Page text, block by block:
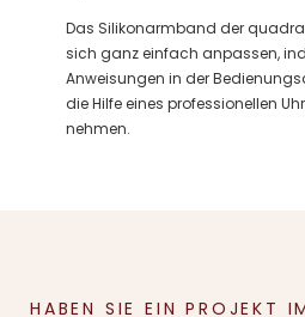
Das Silikonarmband der
sich ganz einfach anpassen,
Anweisungen in der
die Hilfe eines professionellen
nehmen.
HABEN SIE EIN PROJEKT